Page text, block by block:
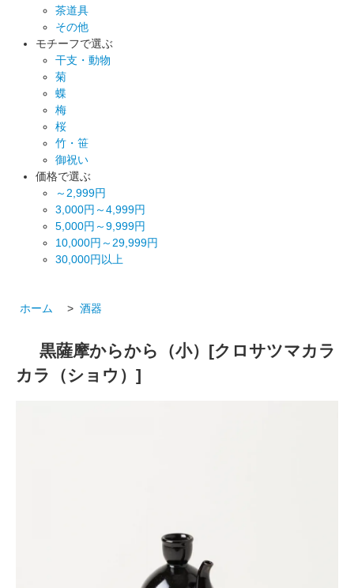
茶道具
その他
モチーフで選ぶ
干支・動物
菊
蝶
梅
桜
竹・笹
御祝い
価格で選ぶ
～2,999円
3,000円～4,999円
5,000円～9,999円
10,000円～29,999円
30,000円以上
ホーム > 酒器
黒薩摩からから（小）[クロサツマカラ
カラ（ショウ）]